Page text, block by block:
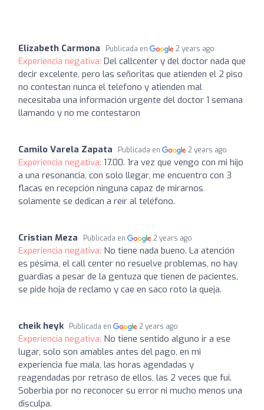
Elizabeth Carmona Publicada en 2 years ago
Experiencia negativa: Del callcenter y del doctor nada que
decir excelente, pero las señoritas que atienden el 2 piso
no contestan nunca el teléfono y atienden mal
necesitaba una información urgente del doctor 1 semana
llamando y no me contestaron
Camilo Varela Zapata Publicada en 2 years ago
Experiencia negativa: 17.00. 1ra vez que vengo con mi hijo
a una resonancia, con solo llegar, me encuentro con 3
flacas en recepción ninguna capaz de mirarnos
solamente se dedican a reír al teléfono.
Cristian Meza Publicada en 2 years ago
Experiencia negativa: No tiene nada bueno. La atención
es pésima, el call center no resuelve problemas, no hay
guardias a pesar de la gentuza que tienen de pacientes,
se pide hoja de reclamo y cae en saco roto la queja.
cheik heyk Publicada en 2 years ago
Experiencia negativa: No tiene sentido alguno ir a ese
lugar, solo son amables antes del pago, en mi
experiencia fue mala, las horas agendadas y
reagendadas por retraso de ellos, las 2 veces que fui.
Soberbia por no reconocer su error ni mucho menos una
disculpa.